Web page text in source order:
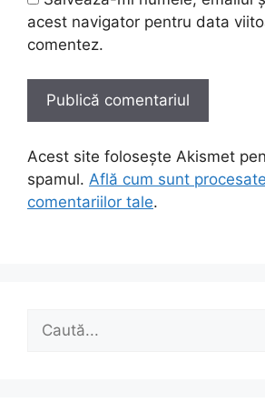
acest navigator pentru data
comentez.
Acest site folosește Akismet
spamul. Află cum sunt
comentariilor tale.
Caută